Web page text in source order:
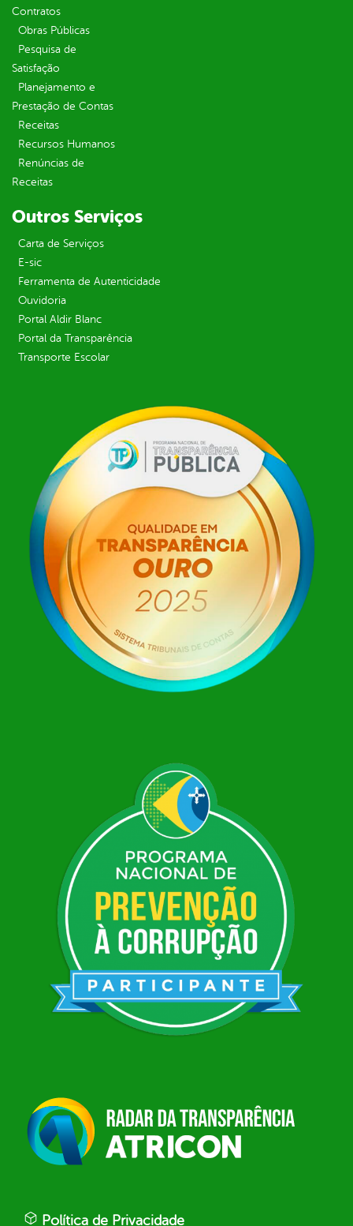
Contratos
Obras Públicas
Pesquisa de
Satisfação
Planejamento e
Prestação de Contas
Receitas
Recursos Humanos
Renúncias de
Receitas
Outros Serviços
Carta de Serviços
E-sic
Ferramenta de Autenticidade
Ouvidoria
Portal Aldir Blanc
Portal da Transparência
Transporte Escolar
Política de Privacidade